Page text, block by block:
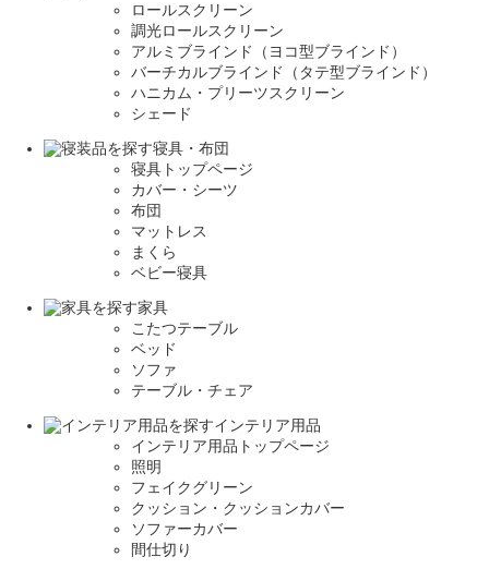
ロールスクリーン
調光ロールスクリーン
アルミブラインド（ヨコ型ブラインド）
バーチカルブラインド（タテ型ブラインド）
ハニカム・プリーツスクリーン
シェード
寝具・布団
寝具トップページ
カバー・シーツ
布団
マットレス
まくら
ベビー寝具
家具
こたつテーブル
ベッド
ソファ
テーブル・チェア
インテリア用品
インテリア用品トップページ
照明
フェイクグリーン
クッション・クッションカバー
ソファーカバー
間仕切り